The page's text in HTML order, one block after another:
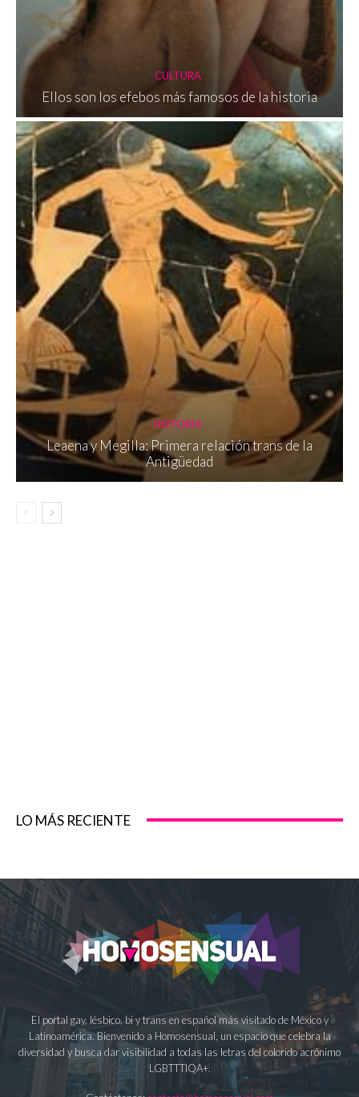
CULTURA
Ellos son los efebos más famosos de la historia
HISTORIA
Leaena y Megilla: Primera relación trans de la
Antigüedad
LO MÁS RECIENTE
El portal gay, lésbico, bi y trans en español más visitado de México y
Latinoamérica. Bienvenido a Homosensual, un espacio que celebra la
diversidad y busca dar visibilidad a todas las letras del colorido acrónimo
LGBTTTIQA+.